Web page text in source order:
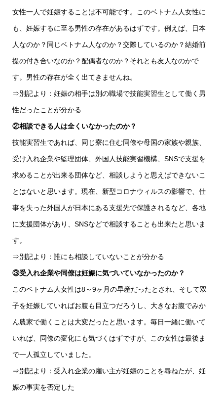
女性一人で妊娠することは不可能です。このベトナム人女性に
も、妊娠するに至る男性の存在があるはずです。例えば、日本
人なのか？同じベトナム人なのか？交際しているのか？結婚前
提の付き合いなのか？配偶者なのか？それとも友人なのかで
す。男性の存在が全く出てきませんね。
⇒別記より：妊娠の相手は別の職場で技能実習生として働く男
性だったことが分かる
②相談できる人は全くいなかったのか？
技能実習生であれば、同じ寮に住む同僚や母国の家族や親族、
受け入れ企業や監理団体、外国人技能実習機構、SNSで支援を
求めることが出来る団体など、相談しようと思えばできないこ
とはないと思います。現在、新型コロナウィルスの影響で、仕
事を失った外国人が日本にある支援先で保護されるなど、各地
に支援団体があり、SNSなどで相談することも出来たと思いま
す。
⇒別記より：誰にも相談していないことが分かる
③受入れ企業や同僚は妊娠に気づいていなかったのか？
このベトナム人女性は8～9ヶ月の早産だったとされ、そして双
子を妊娠していればお腹も目立つだろうし、大きなお腹でみか
ん農家で働くことは大変だったと思います。毎日一緒に働いて
いれば、同僚の変化にも気づくはずですが、この女性は最後ま
で一人孤立していました。
⇒別記より：受入れ企業の雇い主が妊娠のことを尋ねたが、妊
娠の事実を否定した